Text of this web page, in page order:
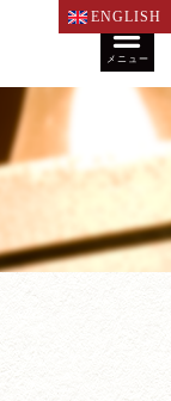
ENGLISH
メニュー